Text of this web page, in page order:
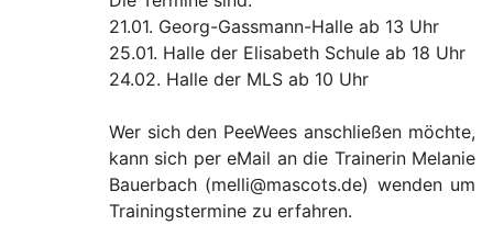
21.01. Georg-Gassmann-Halle ab 13 Uhr
25.01. Halle der Elisabeth Schule ab 18 Uhr
24.02. Halle der MLS ab 10 Uhr
Wer sich den PeeWees anschließen möchte,
kann sich per eMail an die Trainerin Melanie
Bauerbach (melli@mascots.de) wenden um
Trainingstermine zu erfahren.